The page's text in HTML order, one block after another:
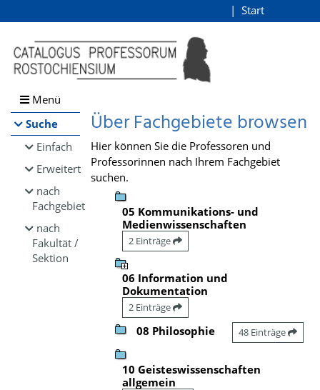
Browsen
direkt zum Inhalt
Start
Menü
Suche
Einfach
Erweitert
nach
Fachgebiet
nach
Fakultät /
Sektion
Über Fachgebiete browsen
Hier können Sie die Professoren und
Professorinnen nach Ihrem Fachgebiet
suchen.
05 Kommunikations- und
Medienwissenschaften
2 Einträge
06 Information und
Dokumentation
2 Einträge
08 Philosophie 48 Einträge
10 Geisteswissenschaften
allgemein